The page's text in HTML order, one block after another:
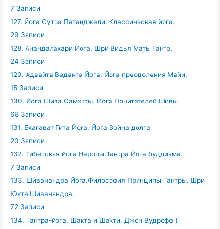
7 Записи
127. Йога Сутра Патанджали. Классическая йога.
29 Записи
128. Анандалахари Йога. Шри Видья Мать Тантр.
24 Записи
129. Адвайта Веданта Йога. Йога преодоления Майи.
15 Записи
130. Йога Шива Самхиты. Йога Почитателей Шивы
68 Записи
131. Бхагават Гита Йога. Йога Война долга
20 Записи
132. Тибетская йога Наропы.Тантра Йога буддизма.
7 Записи
133. Шивачандра Йога.Философия Принципы Тантры. Шри
Юкта Шивачандра.
72 Записи
134. Тантра-йога. Шакта и Шакти. Джон Вудрофф (